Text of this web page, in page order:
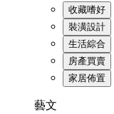
收藏嗜好
裝潢設計
生活綜合
房產買賣
家居佈置
藝文